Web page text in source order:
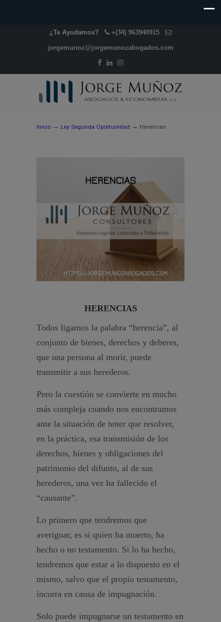
¿Te Ayudamos? +(34) 963940915
jorgemunoz@jorgemunozabogados.com
Inicio → Ley Segunda Oportunidad → Herencias
HERENCIAS
Todos ligamos la palabra “herencia”, al
conjunto de bienes, derechos y deberes,
que una persona al morir, puede
transmitir a sus herederos.
Pero la cuestión se convierte en mucho
más compleja cuando nos encontramos
ante la situación de tener que resolver,
en la práctica, esa transmisión de los
derechos, bienes y obligaciones del
patrimonio del difunto, al de sus
herederos, una vez ha fallecido el
“causante”.
Lo primero que tendremos que
averiguar, es si quien ha muerto, ha
hecho o no testamento. Si lo ha hecho,
tendremos que estar a lo dispuesto en el
mismo, salvo que el propio testamento,
incurra en causa de impugnación.
Solo puede impugnarse un testamento en